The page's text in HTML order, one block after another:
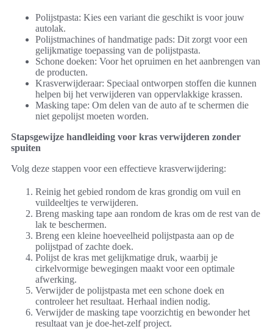
Polijstpasta: Kies een variant die geschikt is voor jouw
autolak.
Polijstmachines of handmatige pads: Dit zorgt voor een
gelijkmatige toepassing van de polijstpasta.
Schone doeken: Voor het opruimen en het aanbrengen van
de producten.
Krasverwijderaar: Speciaal ontworpen stoffen die kunnen
helpen bij het verwijderen van oppervlakkige krassen.
Masking tape: Om delen van de auto af te schermen die
niet gepolijst moeten worden.
Stapsgewijze handleiding voor kras verwijderen zonder
spuiten
Volg deze stappen voor een effectieve krasverwijdering:
Reinig het gebied rondom de kras grondig om vuil en
vuildeeltjes te verwijderen.
Breng masking tape aan rondom de kras om de rest van de
lak te beschermen.
Breng een kleine hoeveelheid polijstpasta aan op de
polijstpad of zachte doek.
Polijst de kras met gelijkmatige druk, waarbij je
cirkelvormige bewegingen maakt voor een optimale
afwerking.
Verwijder de polijstpasta met een schone doek en
controleer het resultaat. Herhaal indien nodig.
Verwijder de masking tape voorzichtig en bewonder het
resultaat van je doe-het-zelf project.